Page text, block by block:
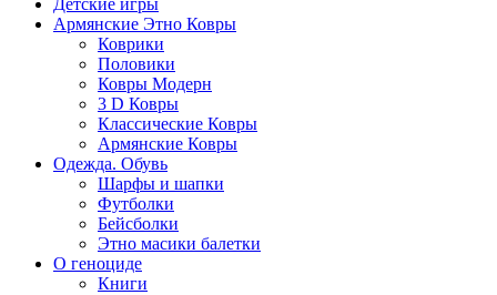
Детские игры
Армянские Этно Ковры
Коврики
Половики
Ковры Модерн
3 D Ковры
Классические Ковры
Армянские Ковры
Одежда. Обувь
Шарфы и шапки
Футболки
Бейсболки
Этно масики балетки
О геноциде
Книги